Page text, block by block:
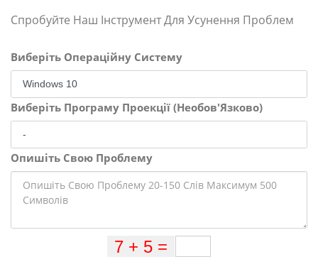
Спробуйте Наш Інструмент Для Усунення Проблем
Виберіть Операційну Систему
Виберіть Програму Проекції (Необов'Язково)
Опишіть Свою Проблему